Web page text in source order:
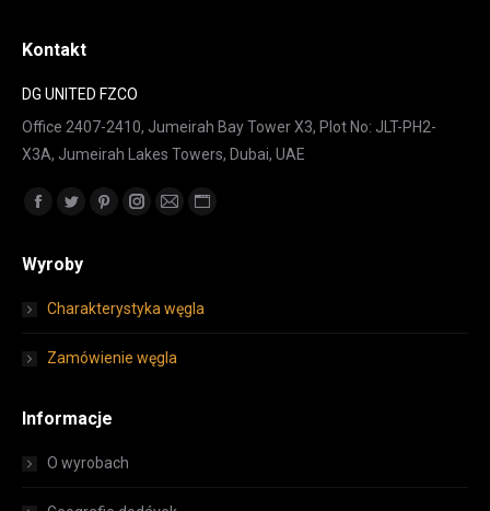
Kontakt
DG UNITED FZCO
Office 2407-2410, Jumeirah Bay Tower X3, Plot No: JLT-PH2-
X3A, Jumeirah Lakes Towers, Dubai, UAE
Znajdź nas na:
Facebook
opens
in
window
Twitter
opens
windowwindow
in
windowwindow
Wyroby
Charakterystyka węgla
Zamówienie węgla
Informacje
O wyrobach